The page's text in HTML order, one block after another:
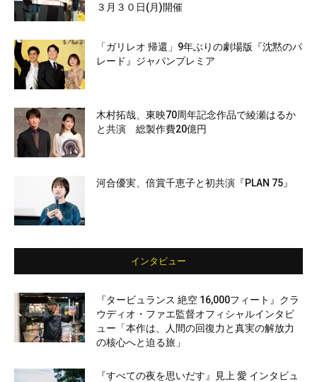
３月３０日(月)開催
「ガリレオ 帰還」9年ぶりの劇場版『沈黙のパ
レード』ジャパンプレミア
木村拓哉、東映70周年記念作品で綾瀬はるか
と共演 総製作費20億円
河合優実、倍賞千恵子と初共演『PLAN 75』
インタビュー
『タービュランス 絶空 16,000フィート』クラ
ウディオ・ファエ監督オフィシャルインタビ
ュー「本作は、人間の回復力と真実の解放力
の核心へと迫る旅」
『すべての夜を思いだす』見上 愛 インタビュ